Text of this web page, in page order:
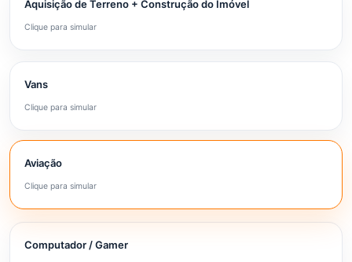
Aquisição de Terreno + Construção do Imóvel
Clique para simular
Vans
Clique para simular
Aviação
Clique para simular
Computador / Gamer